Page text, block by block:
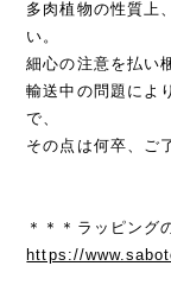
多肉植物の性質上
い。
細心の注意を払い
輸送中の問題によ
で、
その点は何卒、ご
＊＊＊ラッピング
https://